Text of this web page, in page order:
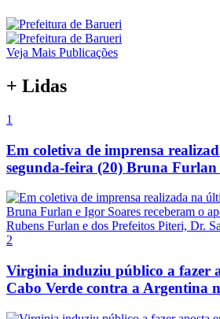
Veja Mais Publicações
+ Lidas
1
Em coletiva de imprensa
segunda-feira (20) Bruna Furlan
2
Virginia induziu público a fazer
Cabo Verde contra a Argentina